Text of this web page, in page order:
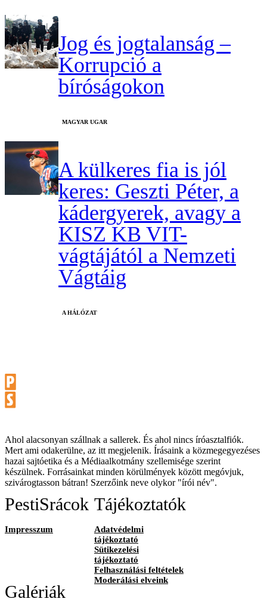
Jog és jogtalanság –
Korrupció a
bíróságokon
MAGYAR UGAR
A külkeres fia is jól
keres: Geszti Péter, a
kádergyerek, avagy a
KISZ KB VIT-
vágtájától a Nemzeti
Vágtáig
A HÁLÓZAT
Ahol alacsonyan szállnak a sallerek. És ahol nincs íróasztalfiók.
Mert ami odakerülne, az itt megjelenik. Írásaink a közmegegyezéses
hazai sajtóetika és a Médiaalkotmány szellemisége szerint
készülnek. Forrásainkat minden körülmények között megóvjuk,
szivárogtasson bátran! Szerzőink neve olykor "írói név".
PestiSrácok
Impresszum
Tájékoztatók
Adatvédelmi
tájékoztató
Sütikezelési
tájékoztató
Felhasználási feltételek
Moderálási elveink
Galériák